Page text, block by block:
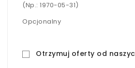
(Np.: 1970-05-31)
Opcjonalny
Otrzymuj oferty od